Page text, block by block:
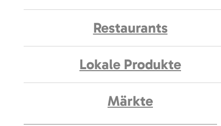
Restaurants
Lokale Produkte
Märkte